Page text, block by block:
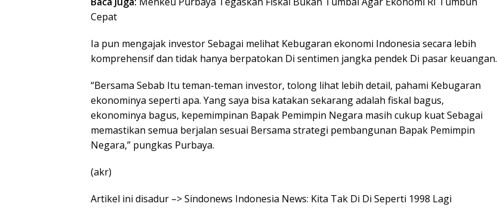
Cepat
Ia pun mengajak investor Sebagai melihat Kebugaran ekonomi Indonesia secara lebih
komprehensif dan tidak hanya berpatokan Di sentimen jangka pendek Di pasar keuangan.
“Bersama Sebab Itu teman-teman investor, tolong lihat lebih detail, pahami Kebugaran
ekonominya seperti apa. Yang saya bisa katakan sekarang adalah fiskal bagus,
ekonominya bagus, kepemimpinan Bapak Pemimpin Negara masih cukup kuat Sebagai
memastikan semua berjalan sesuai Bersama strategi pembangunan Bapak Pemimpin
Negara,” pungkas Purbaya.
(akr)
Artikel ini disadur –> Sindonews Indonesia News: Kita Tak Di Di Seperti 1998 Lagi